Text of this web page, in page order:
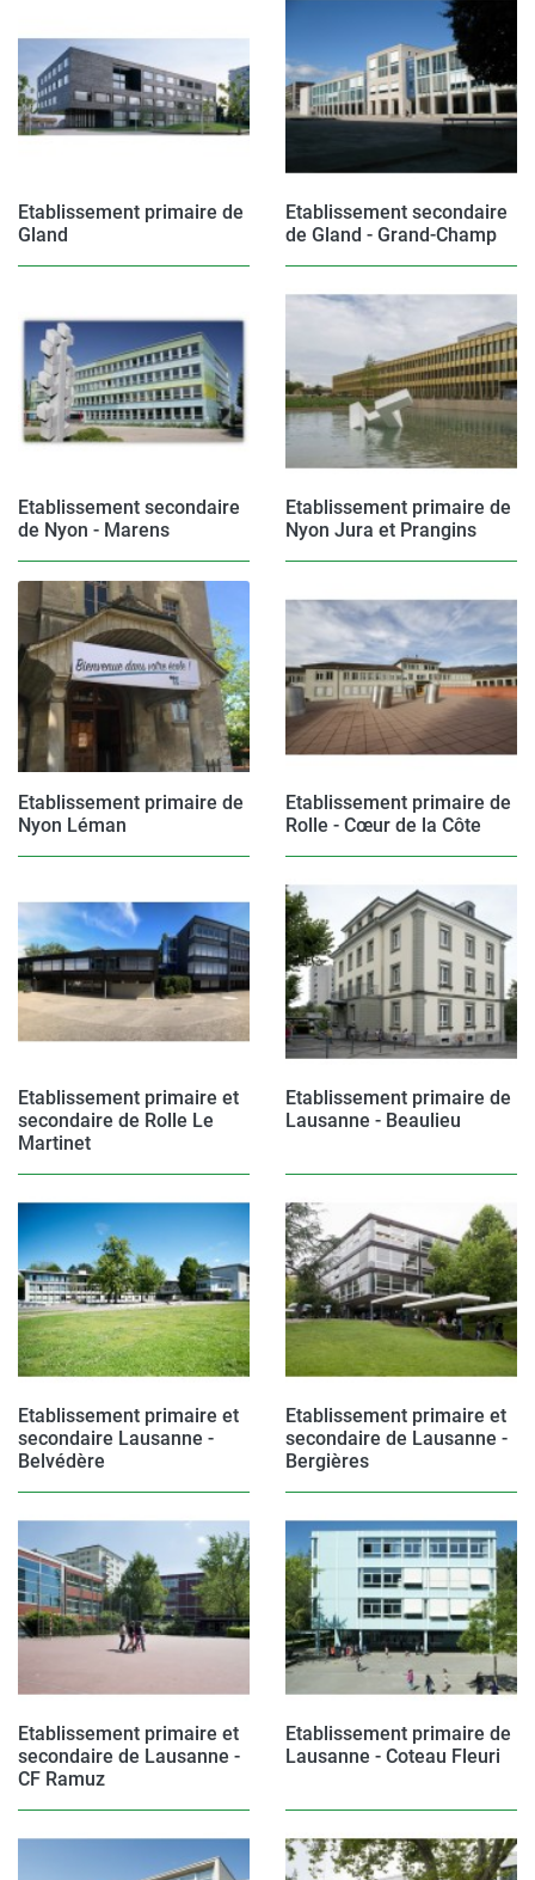
Etablissement primaire de
Gland
Etablissement secondaire
de Gland - Grand-Champ
Etablissement secondaire
de Nyon - Marens
Etablissement primaire de
Nyon Jura et Prangins
Etablissement primaire de
Nyon Léman
Etablissement primaire de
Rolle - Cœur de la Côte
Etablissement primaire et
secondaire de Rolle Le
Martinet
Etablissement primaire de
Lausanne - Beaulieu
Etablissement primaire et
secondaire Lausanne -
Belvédère
Etablissement primaire et
secondaire de Lausanne -
Bergières
Etablissement primaire et
secondaire de Lausanne -
CF Ramuz
Etablissement primaire de
Lausanne - Coteau Fleuri